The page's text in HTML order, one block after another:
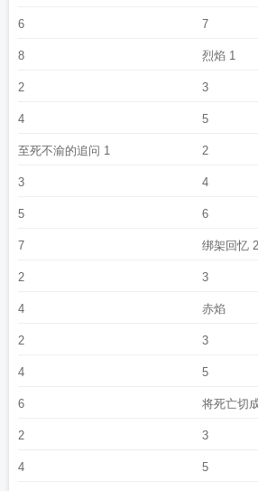
6 7
8 烈焰 1
2 3
4 5
至死不渝的追问 1 2
3 4
5 6
7 绑架回忆
2 3
4 赤焰
2 3
4 5
6 将死亡切
2 3
4 5